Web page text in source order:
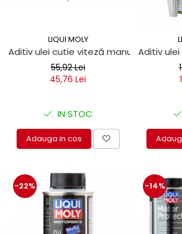
LIQUI MOLY
Aditiv ulei cutie viteză manuala cu
55,92 Lei
45,76 Lei
IN STOC
Adauga in cos
Aditiv
-22% -14%